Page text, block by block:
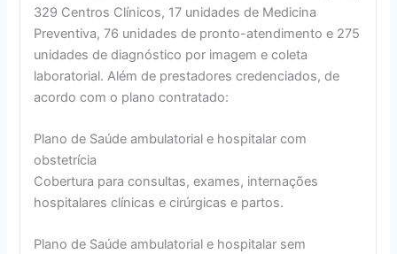
329 Centros Clínicos, 17 unidades de Medicina
Preventiva, 76 unidades de pronto-atendimento e 275
unidades de diagnóstico por imagem e coleta
laboratorial. Além de prestadores credenciados, de
acordo com o plano contratado:
Plano de Saúde ambulatorial e hospitalar com
obstetrícia
Cobertura para consultas, exames, internações
hospitalares clínicas e cirúrgicas e partos.
Plano de Saúde ambulatorial e hospitalar sem